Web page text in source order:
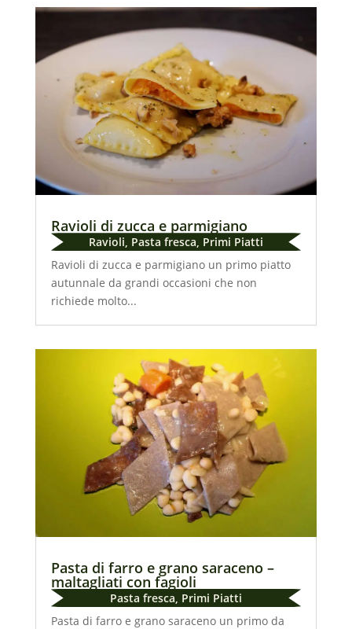
Ravioli di zucca e parmigiano
Ravioli, Pasta fresca, Primi Piatti
Ravioli di zucca e parmigiano un primo piatto
autunnale da grandi occasioni che non
richiede molto...
Pasta di farro e grano saraceno –
maltagliati con fagioli
Pasta fresca, Primi Piatti
Pasta di farro e grano saraceno un primo da